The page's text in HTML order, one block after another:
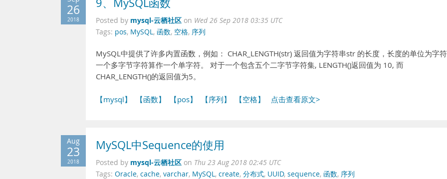
26
2018
9、MySQL函数
Posted by mysql-云栖社区 on Wed 26 Sep 2018 03:35 UTC
Tags: pos, MySQL, 函数, 空格, 序列
MySQL中提供了许多内置函数，例如： CHAR_LENGTH(str) 返回值为字符串str 的长度，长度的单位为字
一个多字节字符算作一个单字符。 对于一个包含五个二字节字符集, LENGTH()返回值为 10, 而
CHAR_LENGTH()的返回值为5。
【mysql】 【函数】 【pos】 【序列】 【空格】 点击查看原文>
Aug
23
2018
MySQL中Sequence的使用
Posted by mysql-云栖社区 on Thu 23 Aug 2018 02:45 UTC
Tags: Oracle, cache, varchar, MySQL, create, 分布式, UUID, sequence, 函数, 序列